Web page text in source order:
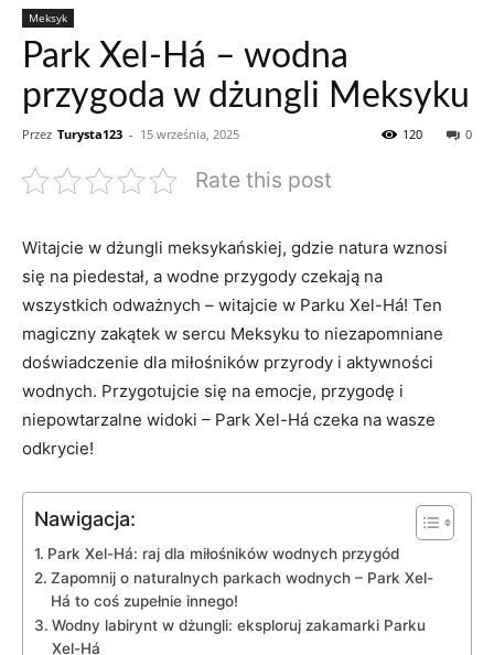
Meksyk
Park Xel-Há – wodna
przygoda w dżungli Meksyku
Przez Turysta123 - 15 września, 2025 0
120
Rate this post
Witajcie w dżungli meksykańskiej, gdzie natura wznosi
się na piedestał,​ a wodne przygody czekają na
wszystkich odważnych – witajcie w Parku Xel-Há! Ten
magiczny zakątek w sercu Meksyku⁢ to niezapomniane
doświadczenie dla miłośników przyrody ⁤i aktywności
wodnych. Przygotujcie się na emocje, przygodę‌ i
niepowtarzalne widoki – Park Xel-Há czeka na wasze
odkrycie!
Nawigacja:
Park Xel-Há: raj dla miłośników wodnych przygód
Zapomnij o naturalnych parkach wodnych‍ – Park Xel-
Há to coś zupełnie​ innego!
Wodny labirynt‌ w⁤ dżungli: eksploruj zakamarki‍ Parku
Xel-Há